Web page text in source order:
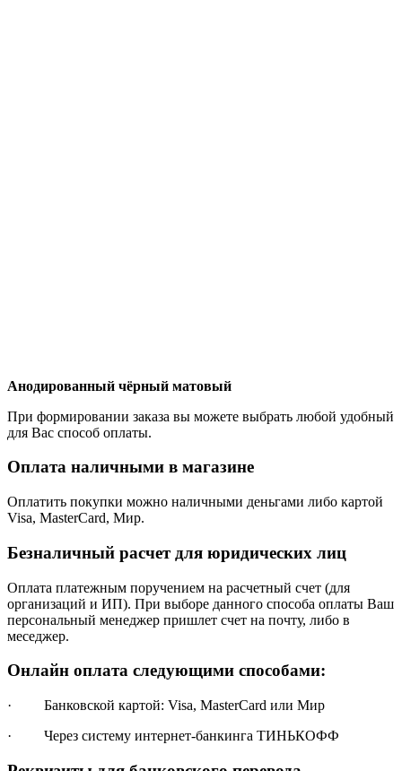
Анодированный чёрный матовый
При формировании заказа вы можете выбрать любой удобный
для Вас способ оплаты.
Оплата наличными в магазине
Оплатить покупки можно наличными деньгами либо картой
Visa, MasterCard, Мир.
Безналичный расчет для юридических лиц
Оплата платежным поручением на расчетный счет (для
организаций и ИП). При выборе данного способа оплаты Ваш
персональный менеджер пришлет счет на почту, либо в
меседжер.
Онлайн оплата следующими способами:
· Банковской картой: Visa, MasterCard или Мир
· Через систему интернет-банкинга ТИНЬКОФФ